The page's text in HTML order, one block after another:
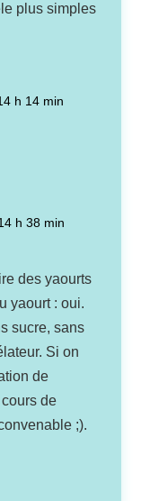
plus simples
h 14 min
h 38 min
des yaourts
yaourt : oui.
sucre, sans
Si on
de
de
;).